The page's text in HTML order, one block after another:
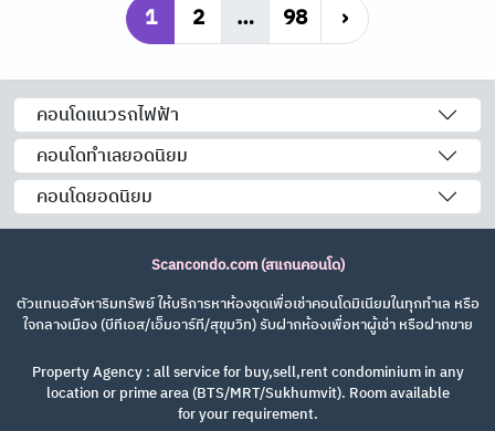
1 2 … 98 ›
คอนโดแนวรถไฟฟ้า
คอนโดทำเลยอดนิยม
คอนโดยอดนิยม
Scancondo.com (สแกนคอนโด)
ตัวแทนอสังหาริมทรัพย์ ให้บริการหาห้องชุดเพื่อเช่าคอนโดมิเนียมในทุกทำเล หรือ
ใจกลางเมือง (บีทีเอส/เอ็มอาร์ที/สุขุมวิท) รับฝากห้องเพื่อหาผู้เช่า หรือฝากขาย
Property Agency : all service for buy,sell,rent condominium in any
location or prime area (BTS/MRT/Sukhumvit). Room available
for your requirement.